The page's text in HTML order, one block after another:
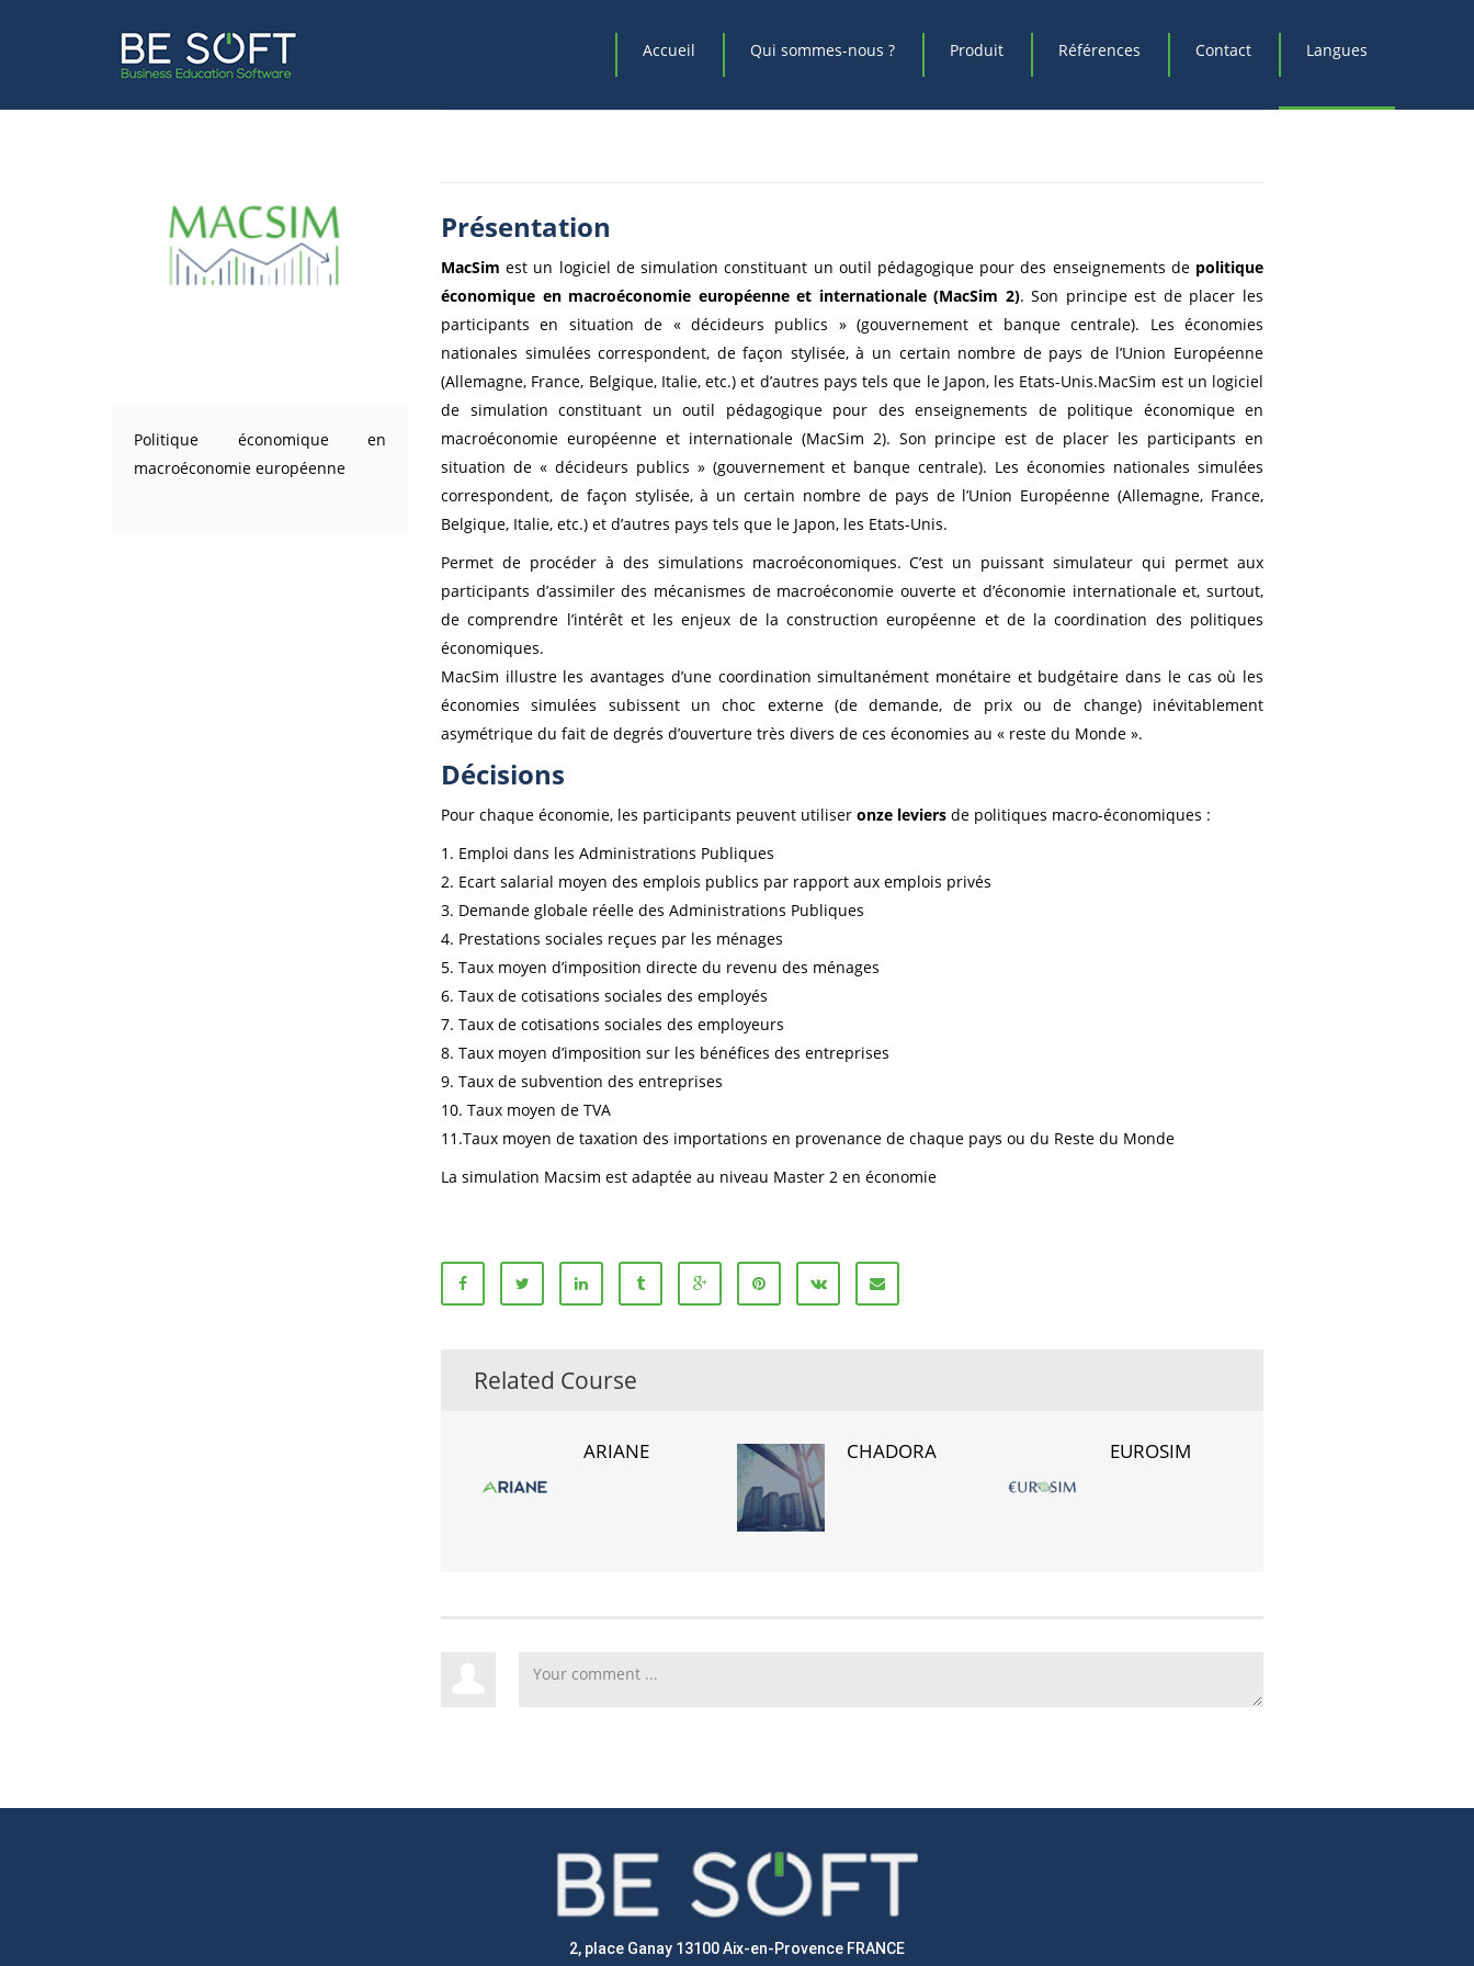
Accueil Qui sommes-nous ? Produit Références Contact Langues
MACSIM
Politique économique en
macroéconomie européenne
Présentation
MacSim est un logiciel de simulation constituant un outil pédagogique pour des enseignements de politique
économique en macroéconomie européenne et internationale (MacSim 2). Son principe est de placer les
participants en situation de « décideurs publics » (gouvernement et banque centrale). Les économies
nationales simulées correspondent, de façon stylisée, à un certain nombre de pays de l’Union Européenne
(Allemagne, France, Belgique, Italie, etc.) et d’autres pays tels que le Japon, les Etats-Unis.MacSim est un logiciel
de simulation constituant un outil pédagogique pour des enseignements de politique économique en
macroéconomie européenne et internationale (MacSim 2). Son principe est de placer les participants en
situation de « décideurs publics » (gouvernement et banque centrale). Les économies nationales simulées
correspondent, de façon stylisée, à un certain nombre de pays de l’Union Européenne (Allemagne, France,
Belgique, Italie, etc.) et d’autres pays tels que le Japon, les Etats-Unis.
Permet de procéder à des simulations macroéconomiques. C’est un puissant simulateur qui permet aux
participants d’assimiler des mécanismes de macroéconomie ouverte et d’économie internationale et, surtout,
de comprendre l’intérêt et les enjeux de la construction européenne et de la coordination des politiques
économiques.
MacSim illustre les avantages d’une coordination simultanément monétaire et budgétaire dans le cas où les
économies simulées subissent un choc externe (de demande, de prix ou de change) inévitablement
asymétrique du fait de degrés d’ouverture très divers de ces économies au « reste du Monde ».
Décisions
Pour chaque économie, les participants peuvent utiliser onze leviers de politiques macro-économiques :
1. Emploi dans les Administrations Publiques
2. Ecart salarial moyen des emplois publics par rapport aux emplois privés
3. Demande globale réelle des Administrations Publiques
4. Prestations sociales reçues par les ménages
5. Taux moyen d’imposition directe du revenu des ménages
6. Taux de cotisations sociales des employés
7. Taux de cotisations sociales des employeurs
8. Taux moyen d’imposition sur les bénéfices des entreprises
9. Taux de subvention des entreprises
10. Taux moyen de TVA
11.Taux moyen de taxation des importations en provenance de chaque pays ou du Reste du Monde
La simulation Macsim est adaptée au niveau Master 2 en économie
Related Course
ARIANE CHADORA EUROSIM
2, place Ganay 13100 Aix-en-Provence FRANCE